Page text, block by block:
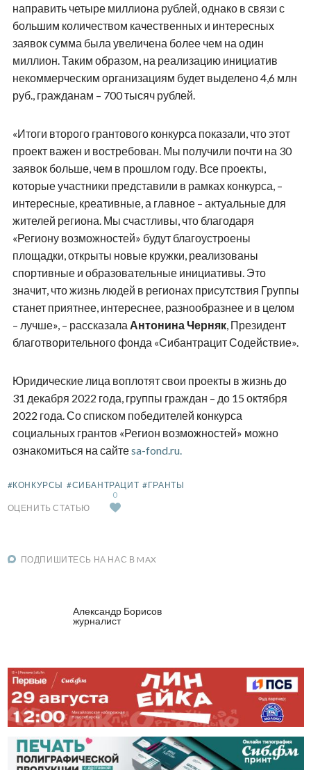
направить четыре миллиона рублей, однако в связи с
большим количеством качественных и интересных
заявок сумма была увеличена более чем на один
миллион. Таким образом, на реализацию инициатив
некоммерческим организациям будет выделено 4,6 млн
руб., гражданам – 700 тысяч рублей.
«Итоги второго грантового конкурса показали, что этот
проект важен и востребован. Мы получили почти на 30
заявок больше, чем в прошлом году. Все проекты,
которые участники представили в рамках конкурса, –
интересные, креативные, а главное – актуальные для
жителей региона. Мы счастливы, что благодаря
«Региону возможностей» будут благоустроены
площадки, открыты новые кружки, реализованы
спортивные и образовательные инициативы. Это
значит, что жизнь людей в регионах присутствия Группы
станет приятнее, интереснее, разнообразнее и в целом
– лучше», – рассказала Антонина Черняк, Президент
благотворительного фонда «Сибантрацит Содействие».
Юридические лица воплотят свои проекты в жизнь до
31 декабря 2022 года, группы граждан – до 15 октября
2022 года. Со списком победителей конкурса
социальных грантов «Регион возможностей» можно
ознакомиться на сайтеsa-fond.ru.
#КОНКУРСЫ #СИБАНТРАЦИТ #ГРАНТЫ
ОЦЕНИТЬ СТАТЬЮ
0
ПОДПИШИТЕСЬ НА НАС В MAX
Александр Борисов
журналист